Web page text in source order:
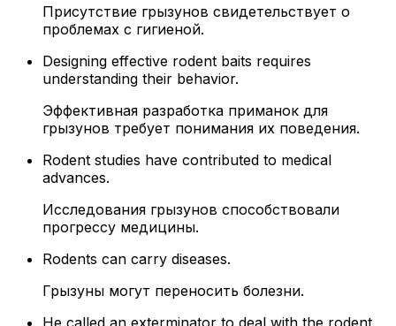
Присутствие грызунов свидетельствует о
проблемах с гигиеной.
Designing effective rodent baits requires
understanding their behavior.
Эффективная разработка приманок для
грызунов требует понимания их поведения.
Rodent studies have contributed to medical
advances.
Исследования грызунов способствовали
прогрессу медицины.
Rodents can carry diseases.
Грызуны могут переносить болезни.